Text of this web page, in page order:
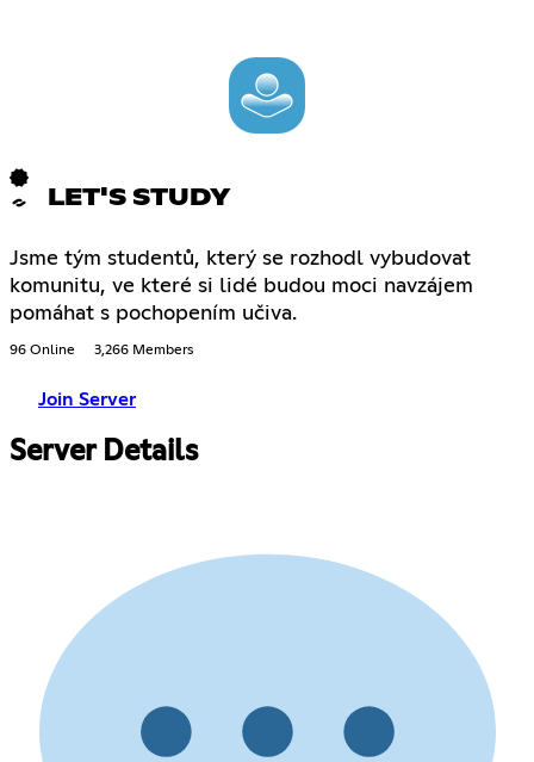
LET'S STUDY
Jsme tým studentů, který se rozhodl vybudovat
komunitu, ve které si lidé budou moci navzájem
pomáhat s pochopením učiva.
96 Online 3,266 Members
Join Server
Server Details